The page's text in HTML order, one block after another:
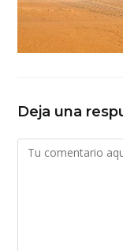
Deja una
Comentario